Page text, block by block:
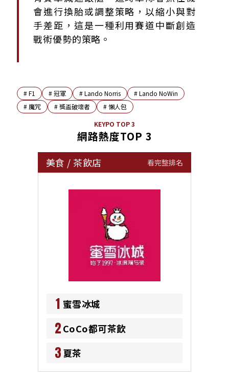
會進行換胎或調整策略，以縮小與對
手差距，這是一種利用賽道中斷創造
戰術優勢的策略。
#F1 #冠軍 #Lando Norris #Lando NoWin
#魔咒 #獎盃破壞者 #懶人包
KEYPO TOP 3
網路熱度TOP 3
美食 / 茶飲店 看完整排名
1 蜜雪冰城
2CoCo都可茶飲
3夏茶